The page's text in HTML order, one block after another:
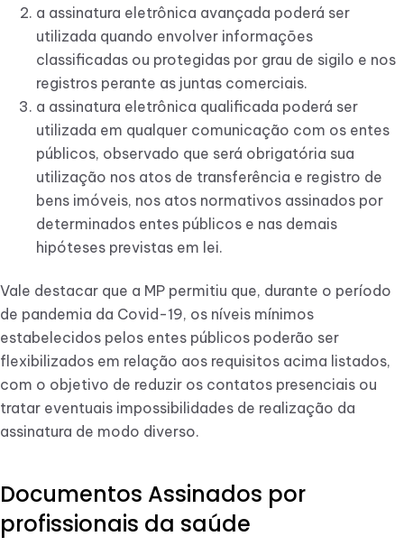
a assinatura eletrônica avançada poderá ser
utilizada quando envolver informações
classificadas ou protegidas por grau de sigilo e nos
registros perante as juntas comerciais.
a assinatura eletrônica qualificada poderá ser
utilizada em qualquer comunicação com os entes
públicos, observado que será obrigatória sua
utilização nos atos de transferência e registro de
bens imóveis, nos atos normativos assinados por
determinados entes públicos e nas demais
hipóteses previstas em lei.
Vale destacar que a MP permitiu que, durante o período
de pandemia da Covid-19, os níveis mínimos
estabelecidos pelos entes públicos poderão ser
flexibilizados em relação aos requisitos acima listados,
com o objetivo de reduzir os contatos presenciais ou
tratar eventuais impossibilidades de realização da
assinatura de modo diverso.
Documentos Assinados por
profissionais da saúde